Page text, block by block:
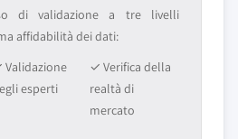
di validazione a tre livelli
affidabilità dei dati:
Validazione
esperti
✓ Verifica della
realtà di
mercato